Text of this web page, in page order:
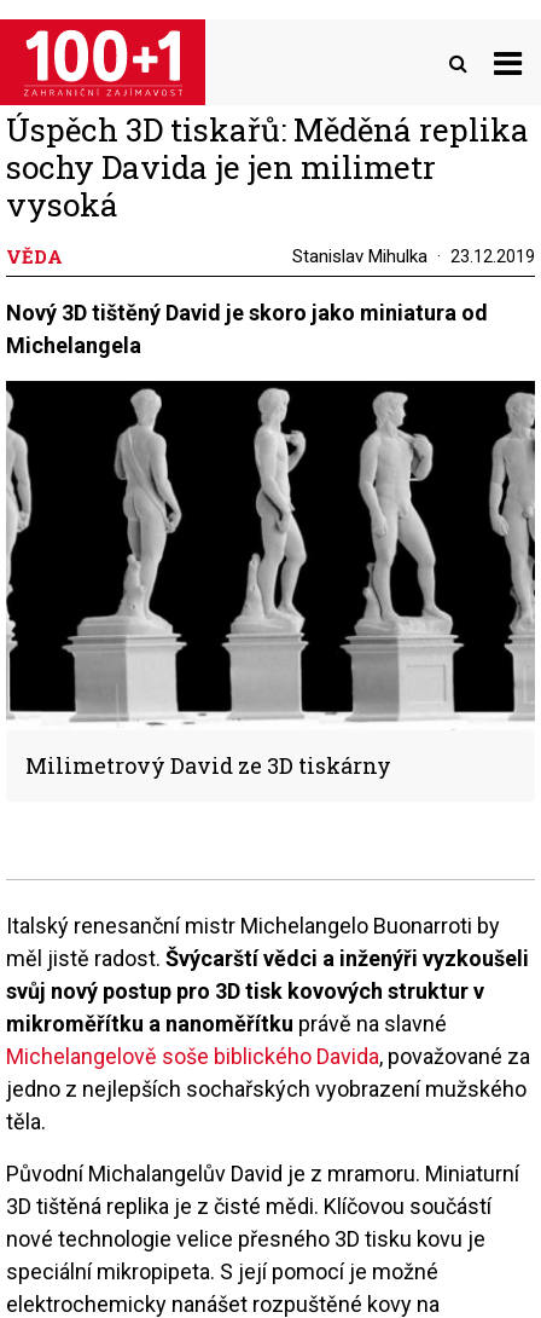
Přejít
hlavnímu
obsahu
Úspěch 3D tiskařů: Měděná replika
sochy Davida je jen milimetr
vysoká
VĚDA Stanislav Mihulka 23.12.2019
Nový 3D tištěný David je skoro jako miniatura od
Michelangela
Milimetrový David ze 3D tiskárny
Italský renesanční mistr Michelangelo Buonarroti by
měl jistě radost. Švýcarští vědci a inženýři vyzkoušeli
svůj nový postup pro 3D tisk kovových struktur v
mikroměřítku a nanoměřítku právě na slavné
Michelangelově soše biblického Davida, považované za
jedno z nejlepších sochařských vyobrazení mužského
těla.
Původní Michalangelův David je z mramoru. Miniaturní
3D tištěná replika je z čisté mědi. Klíčovou součástí
nové technologie velice přesného 3D tisku kovu je
speciální mikropipeta. S její pomocí je možné
elektrochemicky nanášet rozpuštěné kovy na